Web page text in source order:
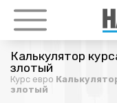
Калькулятор
злотый
Курс евро
злотый